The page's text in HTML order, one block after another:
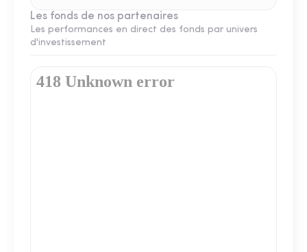
Les fonds de nos partenaires
Les performances en direct des fonds par univers
d'investissement